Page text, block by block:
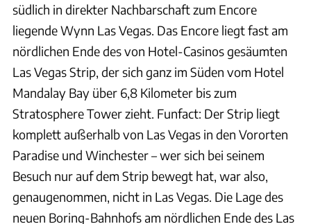
südlich in direkter Nachbarschaft zum Encore
liegende Wynn Las Vegas. Das Encore liegt fast am
nördlichen Ende des von Hotel-Casinos gesäumten
Las Vegas Strip, der sich ganz im Süden vom Hotel
Mandalay Bay über 6,8 Kilometer bis zum
Stratosphere Tower zieht. Funfact: Der Strip liegt
komplett außerhalb von Las Vegas in den Vororten
Paradise und Winchester – wer sich bei seinem
Besuch nur auf dem Strip bewegt hat, war also,
genaugenommen, nicht in Las Vegas. Die Lage des
neuen Boring-Bahnhofs am nördlichen Ende des Las